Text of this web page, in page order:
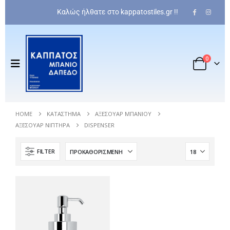
Καλώς ήλθατε στο kappatostiles.gr !!
0
HOME ΚΑΤΆΣΤΗΜΑ
ΑΞΕΣΟΥΆΡ ΜΠΆΝΙΟΥ
ΑΞΕΣΟΥΆΡ ΝΙΠΤΉΡΑ
DISPENSER
FILTER